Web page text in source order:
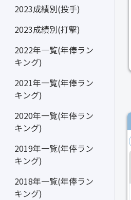
2023成績別(投手)
2023成績別(打撃)
2022年一覧(年俸ラン
キング)
2021年一覧(年俸ラン
キング)
2020年一覧(年俸ラン
キング)
2019年一覧(年俸ラン
キング)
2018年一覧(年俸ラン
キング)